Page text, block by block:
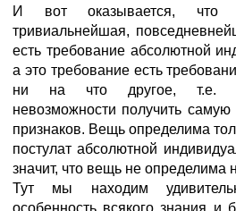
И вот оказывается, что
тривиальнейшая,
есть требование абсолютной
а это требование есть
ни на что другое, т.е.
невозможности получить
признаков. Вещь определима
постулат абсолютной
значит, что вещь не определима
Тут мы находим
особенность всякого знания и